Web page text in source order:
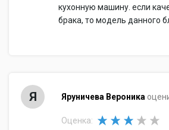
кухонную машину. если
брака, то модель данного
Я Яруничева Вероника
Оценка: